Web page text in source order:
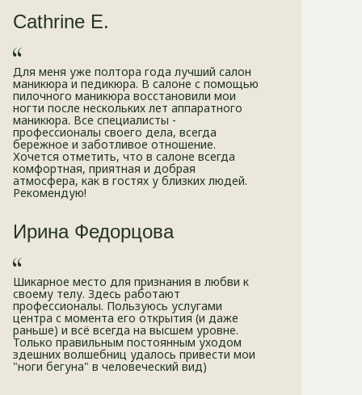
Cathrine E.
Для меня уже полтора года лучший салон
маникюра и педикюра. В салоне с помощью
пилочного маникюра восстановили мои
ногти после нескольких лет аппаратного
маникюра. Все специалисты -
профессионалы своего дела, всегда
бережное и заботливое отношение.
Хочется отметить, что в салоне всегда
комфортная, приятная и добрая
атмосфера, как в гостях у близких людей.
Рекомендую!
Ирина Федорцова
Шикарное место для признания в любви к
своему телу. Здесь работают
профессионалы. Пользуюсь услугами
центра с момента его открытия (и даже
раньше) и всё всегда на высшем уровне.
Только правильным постоянным уходом
здешних волшебниц удалось привести мои
"ноги бегуна" в человеческий вид)